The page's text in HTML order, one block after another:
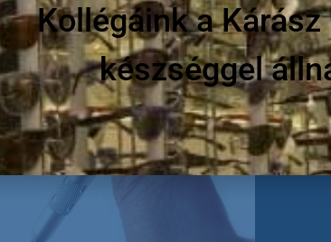
(csak a náunk vásárolt termék esetén)
Kollégáink a
készséggel